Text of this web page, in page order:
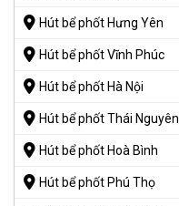
Hút bể phốt Hưng Yên
Hút bể phốt Vĩnh Phúc
Hút bể phốt Hà Nội
Hút bể phốt Thái Nguyên
Hút bể phốt Hoà Bình
Hút bể phốt Phú Thọ